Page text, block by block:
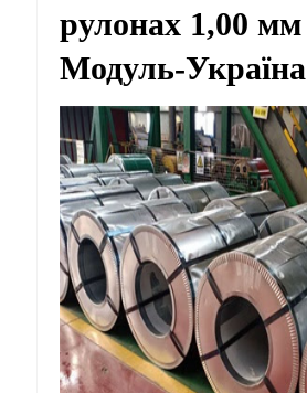
рулонах 1,00 мм
Модуль-Україна